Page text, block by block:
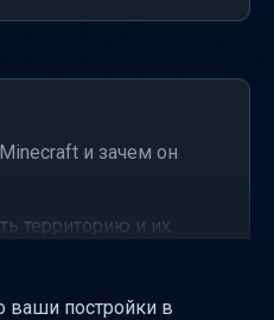
и зачем он
территорию и их
с помощью
ваши постройки в